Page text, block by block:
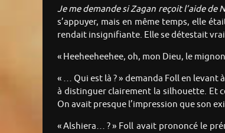
Je me demande si Zagan reçoit l’aide de
s’appuyer, mais en même temps, elle
rendait insignifiante. Elle se détestait
« Heeheeheehee, oh, mon Dieu, le
« … Qui est là ? » demanda Foll en levant
à distinguer clairement la silhouette. Et
On avait presque l’impression que son
« Alshiera… ? » Foll avait prononcé le